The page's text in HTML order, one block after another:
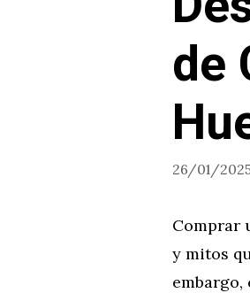
de
26/01/
Comprar
y mitos